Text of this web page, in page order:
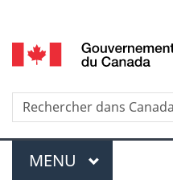
selection
Recherche
Menu
MENU PRINCIPAL